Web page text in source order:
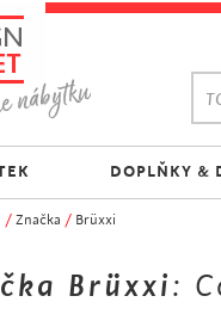
/ Značka / Brüxxi
Brüxxi:
DOPLŇKY &